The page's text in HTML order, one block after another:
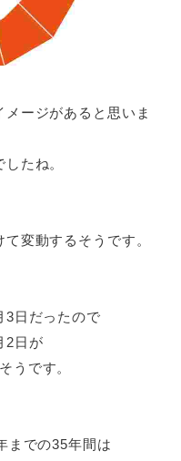
メージがあると思いま
たね。
変動するそうです。
3日だったので
2日が
うです。
までの35年間は